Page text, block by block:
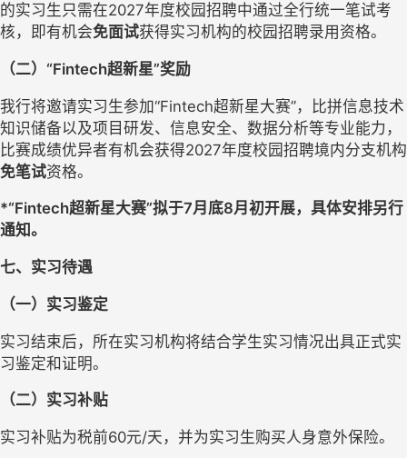
的实习生只需在2027年度校园招聘中通过全行统一笔试考
核，即有机会免面试获得实习机构的校园招聘录用资格。
（二）“Fintech超新星”奖励
我行将邀请实习生参加“Fintech超新星大赛”，比拼信息技术
知识储备以及项目研发、信息安全、数据分析等专业能力，
比赛成绩优异者有机会获得2027年度校园招聘境内分支机构
免笔试资格。
*“Fintech超新星大赛”拟于7月底8月初开展，具体安排另行
通知。
七、实习待遇
（一）实习鉴定
实习结束后，所在实习机构将结合学生实习情况出具正式实
习鉴定和证明。
（二）实习补贴
实习补贴为税前60元/天，并为实习生购买人身意外保险。